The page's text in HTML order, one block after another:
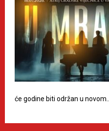
će godine biti održan u novom…